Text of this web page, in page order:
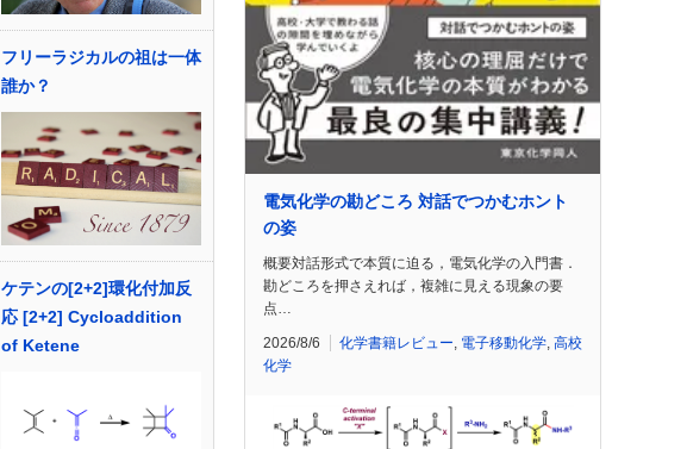
フリーラジカルの祖は一体
誰か？
ケテンの[2+2]環化付加反
応 [2+2] Cycloaddition
of Ketene
電気化学の勘どころ 対話でつかむホント
の姿
概要対話形式で本質に迫る，電気化学の入門書．
勘どころを押さえれば，複雑に見える現象の要
点…
2026/8/6 化学書籍レビュー 電子移動化学 高校
化学